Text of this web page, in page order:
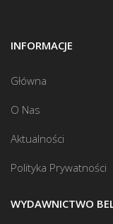
INFORMACJE
Główna
O Nas
Aktualności
Polityka Prywatności
WYDAWNICTWO